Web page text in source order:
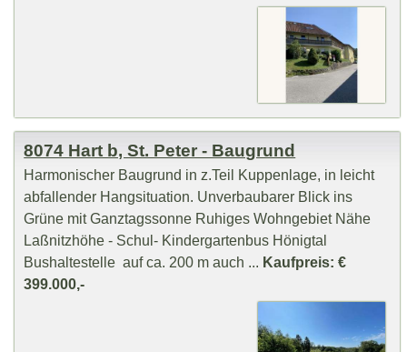
8074 Hart b, St. Peter - Baugrund
Harmonischer Baugrund in z.Teil Kuppenlage, in leicht
abfallender Hangsituation. Unverbaubarer Blick ins
Grüne mit Ganztagssonne Ruhiges Wohngebiet Nähe
Laßnitzhöhe - Schul- Kindergartenbus Hönigtal
Bushaltestelle auf ca. 200 m auch ... Kaufpreis: €
399.000,-